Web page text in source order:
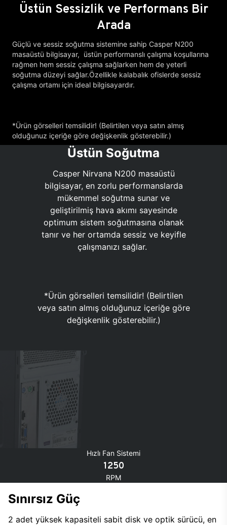
Üstün Sessizlik ve Performans Bir
Arada
Güçlü ve sessiz soğutma sistemine sahip Casper N200
masaüstü bilgisayar, üstün performanslı çalışma koşullarına
rağmen hem sessiz çalışma sağlarken hem de yeterli
soğutma düzeyi sağlar.Özellikle kalabalık ofislerde sessiz
çalışma ortamı için ideal bilgisayardır.
*Ürün görselleri temsilidir! (Belirtilen veya satın almış
olduğunuz içeriğe göre değişkenlik gösterebilir.)
Üstün Soğutma
Casper Nirvana N200 masaüstü
bilgisayar, en zorlu performanslarda
mükemmel soğutma sunar ve
geliştirilmiş hava akımı sayesinde
optimum sistem soğutmasına olanak
tanır ve her ortamda sessiz ve keyifle
çalışmanızı sağlar.
*Ürün görselleri temsilidir! (Belirtilen
veya satın almış olduğunuz içeriğe göre
değişkenlik gösterebilir.)
Hızlı Fan Sistemi
1250
RPM
Sınırsız Güç
2 adet yüksek kapasiteli sabit disk ve optik sürücü, en